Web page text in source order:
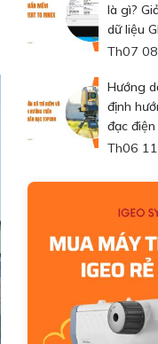
là gì?
dữ liệu
Th07
Hướng
định
đạc
Th06